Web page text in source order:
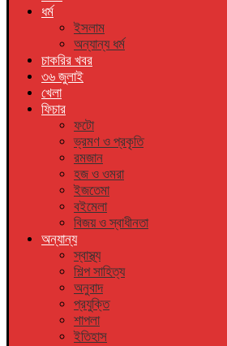
ধর্ম
ইসলাম
অন্যান্য ধর্ম
চাকরির খবর
৩৬ জুলাই
খেলা
ফিচার
ফটো
ভ্রমণ ও প্রকৃতি
রমজান
হজ ও ওমরা
ইজতেমা
বইমেলা
বিজয় ও স্বাধীনতা
অন্যান্য
স্বাস্থ্য
শিল্প সাহিত্য
অনুবাদ
প্রযুক্তি
শাপলা
ইতিহাস